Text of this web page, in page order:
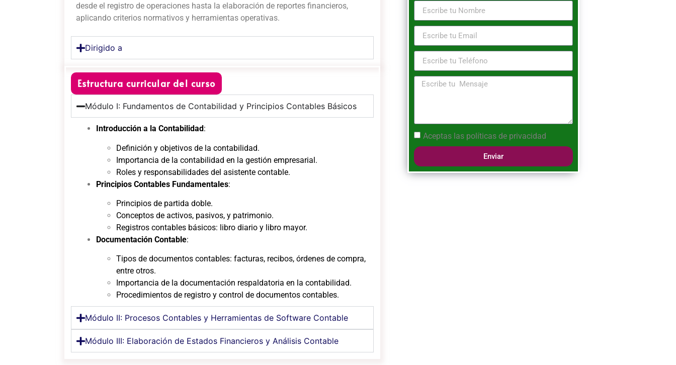
desde el registro de operaciones hasta la elaboración de reportes financieros,
aplicando criterios normativos y herramientas operativas.
Dirigido a
Estructura curricular del curso
Módulo I: Fundamentos de Contabilidad y Principios Contables Básicos
Introducción a la Contabilidad:
Definición y objetivos de la contabilidad.
Importancia de la contabilidad en la gestión empresarial.
Roles y responsabilidades del asistente contable.
Principios Contables Fundamentales:
Principios de partida doble.
Conceptos de activos, pasivos, y patrimonio.
Registros contables básicos: libro diario y libro mayor.
Documentación Contable:
Tipos de documentos contables: facturas, recibos, órdenes de compra,
entre otros.
Importancia de la documentación respaldatoria en la contabilidad.
Procedimientos de registro y control de documentos contables.
Módulo II: Procesos Contables y Herramientas de Software Contable
Módulo III: Elaboración de Estados Financieros y Análisis Contable
Aceptas las políticas de privacidad
Enviar